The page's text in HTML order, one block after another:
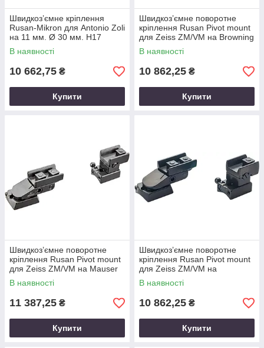
Швидкоз’ємне кріплення
Rusan-Mikron для Antonio Zoli
на 11 мм. Ø 30 мм. H17
В наявності
10 662,75 ₴
Купити
Швидкоз’ємне поворотне
кріплення Rusan Pivot mount
для Zeiss ZM/VM на Browning
BAR. BH 17 мм. KR 25 мм
В наявності
10 862,25 ₴
Купити
Швидкоз’ємне поворотне
кріплення Rusan Pivot mount
для Zeiss ZM/VM на Mauser
M12. BH 17 мм. KR 25 мм
В наявності
11 387,25 ₴
Купити
Швидкоз’ємне поворотне
кріплення Rusan Pivot mount
для Zeiss ZM/VM на
Remington 700. BH 17 мм. KR
25 мм
В наявності
10 862,25 ₴
Купити